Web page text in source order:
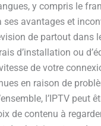
y compris le
ses avantages et
de partout dans
d’installation ou
de votre
en raison de
l’IPTV peut
de contenu à